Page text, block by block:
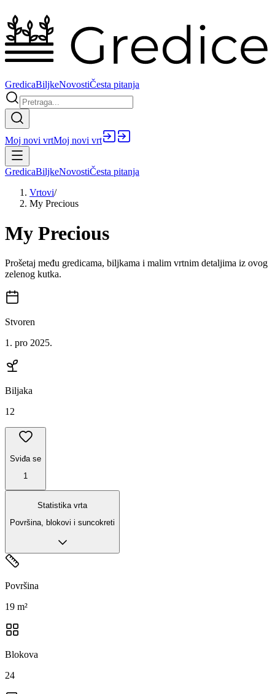
GredicaBiljkeNovostiČesta pitanja
Moj novi vrtMoj novi vrt
GredicaBiljkeNovostiČesta pitanja
Vrtovi/
My Precious
My Precious
Prošetaj među gredicama, biljkama i malim vrtnim detaljima iz ovog
zelenog kutka.
Stvoren
1. pro 2025.
Biljaka
12
Sviđa se
1
Statistika vrta
Površina, blokovi i suncokreti
Površina
19 m²
Blokova
24